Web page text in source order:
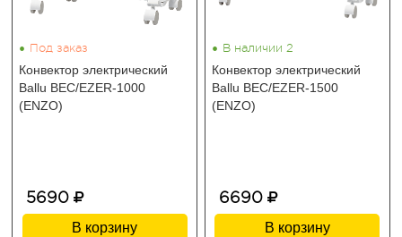
• Под заказ
Конвектор электрический
Ballu BEC/EZER-1000
(ENZO)
5690
В корзину
• В наличии 2
Конвектор электрический
Ballu BEC/EZER-1500
(ENZO)
6690
В корзину